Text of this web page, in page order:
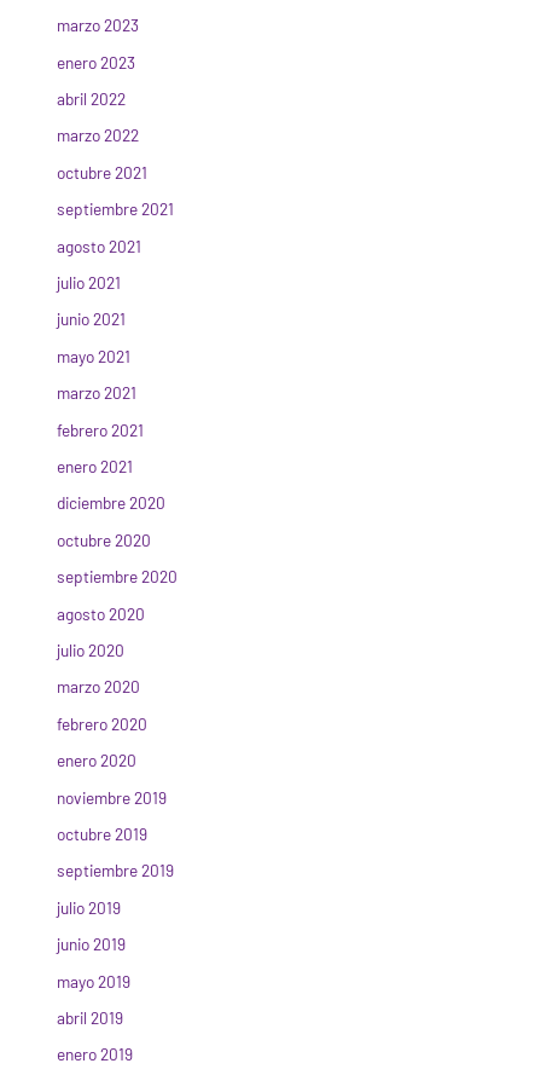
marzo 2023
enero 2023
abril 2022
marzo 2022
octubre 2021
septiembre 2021
agosto 2021
julio 2021
junio 2021
mayo 2021
marzo 2021
febrero 2021
enero 2021
diciembre 2020
octubre 2020
septiembre 2020
agosto 2020
julio 2020
marzo 2020
febrero 2020
enero 2020
noviembre 2019
octubre 2019
septiembre 2019
julio 2019
junio 2019
mayo 2019
abril 2019
enero 2019